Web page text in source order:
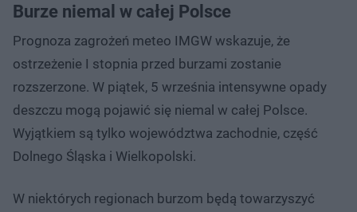
Burze niemal w całej Polsce
Prognoza zagrożeń meteo IMGW wskazuje, że
ostrzeżenie I stopnia przed burzami zostanie
rozszerzone. W piątek, 5 września intensywne opady
deszczu mogą pojawić się niemal w całej Polsce.
Wyjątkiem są tylko województwa zachodnie, część
Dolnego Śląska i Wielkopolski.
W niektórych regionach burzom będą towarzyszyć